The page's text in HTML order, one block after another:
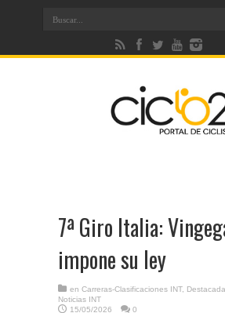
7ª Giro Italia:
impone su ley
en Carreras-Clasificaciones INT, Destacada
Noticias INT
15/05/2026
0